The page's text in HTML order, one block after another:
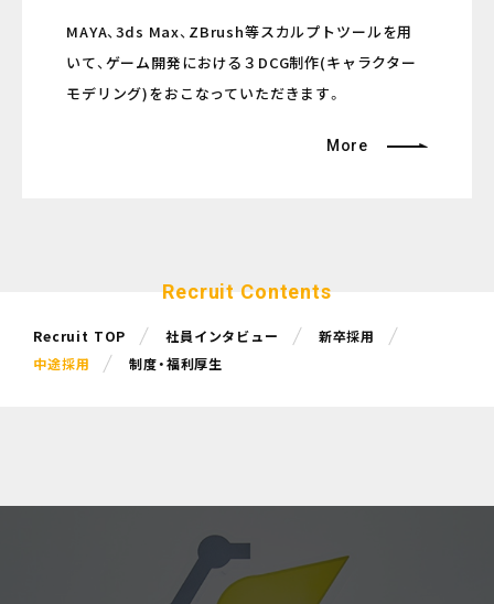
MAYA、3ds Max、ZBrush等スカルプトツールを用
いて、ゲーム開発における３DCG制作(キャラクター
モデリング)をおこなっていただきます。
More
Recruit Contents
Recruit TOP 社員インタビュー
新卒採用
中途採用
制度・福利厚生